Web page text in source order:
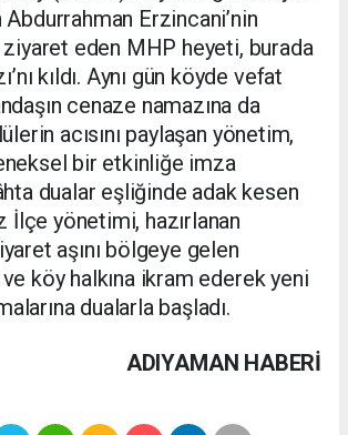
Erzincani’nin
ziyaret eden MHP heyeti, burada
kıldı. Aynı gün köyde vefat
cenaze namazına da
acısını paylaşan yönetim,
bir etkinliğe imza
dualar eşliğinde adak kesen
yönetimi, hazırlanan
aşını bölgeye gelen
köy halkına ikram ederek yeni
dualarla başladı.
ADIYAMAN HABERİ